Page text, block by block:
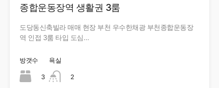
종합운동장역 생활권 3룸
도당동신축빌라 매매 현장 부천 우수한채광 부천종합운동장
역 인접 3룸 타입 도심…
방갯수
3
욕실
2